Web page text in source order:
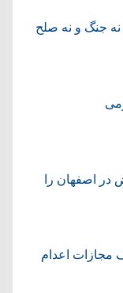
نه جنگ و نه صلح
در اصفهان را
مجازات اعدام